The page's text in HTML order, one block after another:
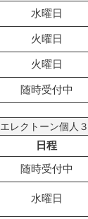
水曜日
火曜日
火曜日
随時受付中
エレクトーン個人
日程
随時受付中
水曜日